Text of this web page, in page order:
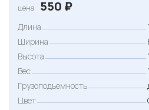
цена 550 ₽
Длина
Ширина
Высота
Вес
Грузоподъемность
Цвет